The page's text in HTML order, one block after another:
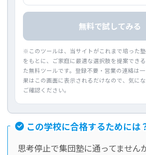
無料で試してみる
※このツールは、当サイトがこれまで培った
をもとに、ご家庭に最適な選択肢を提案でき
た無料ツールです。登録不要・営業の連絡は
果はこの画面に表示されるだけなので、気に
ご確認ください。
この学校に合格するためには
思考停止で集団塾に通ってません